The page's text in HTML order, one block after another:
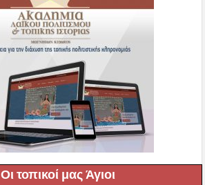
Οι τοπικοί μας Άγιοι